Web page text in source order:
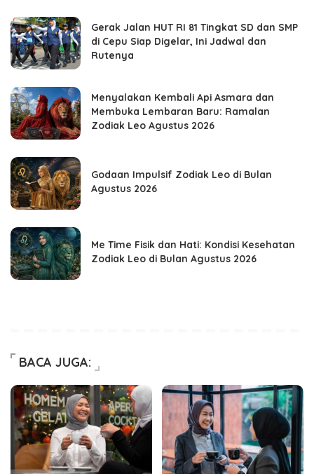
Gerak Jalan HUT RI 81 Tingkat SD dan SMP
di Cepu Siap Digelar, Ini Jadwal dan
Rutenya
Menyalakan Kembali Api Asmara dan
Membuka Lembaran Baru: Ramalan
Zodiak Leo Agustus 2026
Godaan Impulsif Zodiak Leo di Bulan
Agustus 2026
Me Time Fisik dan Hati: Kondisi Kesehatan
Zodiak Leo di Bulan Agustus 2026
BACA JUGA: